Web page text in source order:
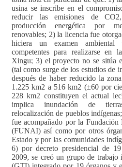
usina se inscribe en el
reducir las emisiones de
producción energética por
renovables; 2) la licencia fue
hiciera un examen ambiental
competentes para realizarse en
Xingu; 3) el proyecto no se sitúa
(tal como surge de los estudios de
después de haber reducido la
1.225 km2 a 516 km2 (±60 por
228 km2 constituyen el actual
implica inundación de
relocalización de pueblos
fue acompañado por la
(FUNAI) así como por otros
Estado y por las comunidades
6) por decreto presidencial de
2009, se creó un grupo de trabajo